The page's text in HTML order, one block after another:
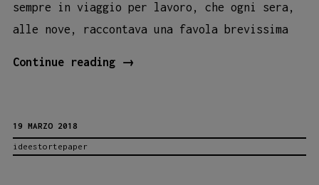
sempre in viaggio per lavoro, che ogni sera,
alle nove, raccontava una favola brevissima
Continue reading
Tanti
→
19 MARZO 2018
ideestortepaper